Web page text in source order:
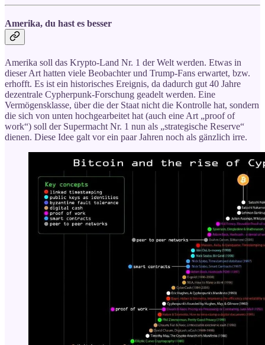
Amerika, du hast es besser
Amerika soll das Krypto-Land Nr. 1 der Welt werden. Etwas in
dieser Art hatten viele Beobachter und Trump-Fans erwartet, bzw.
erhofft. Es ist ein historisches Ereignis, da dadurch gut 40 Jahre
dezentrale Cypherpunk-Forschung geadelt werden. Eine
Vermögensklasse, über die der Staat nicht die Kontrolle hat, sondern
die sich von unten hochgearbeitet hat (auch eine Art „proof of
work“) soll der Supermacht Nr. 1 nun als „strategische Reserve“
dienen. Diese Idee galt vor ein paar Jahren noch als gänzlich irre.